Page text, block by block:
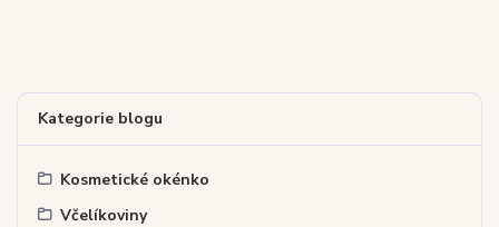
Kategorie blogu
Kosmetické okénko
Včelíkoviny